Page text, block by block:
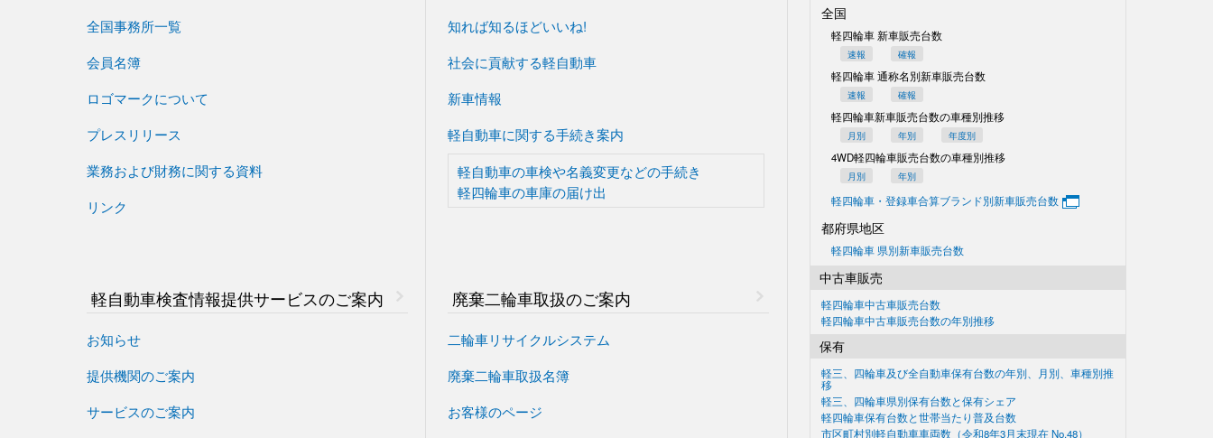
全国事務所一覧
会員名簿
ロゴマークについて
プレスリリース
業務および財務に関する資料
リンク
知れば知るほどいいね!
社会に貢献する軽自動車
新車情報
軽自動車に関する手続き案内
軽自動車の車検や名義変更などの手続き
軽四輪車の車庫の届け出
全国
軽四輪車 新車販売台数
速報 確報
軽四輪車 通称名別新車販売台数
速報 確報
軽四輪車新車販売台数の車種別推移
月別 年別 年度別
4WD軽四輪車販売台数の車種別推移
月別 年別
軽四輪車・登録車合算ブランド別新車販売台数
都府県地区
軽四輪車 県別新車販売台数
中古車販売
軽四輪車中古車販売台数
軽四輪車中古車販売台数の年別推移
保有
軽三、四輪車及び全自動車保有台数の年別、月別、車種別推
移
軽三、四輪車県別保有台数と保有シェア
軽四輪車保有台数と世帯当たり普及台数
市区町村別軽自動車車両数（令和8年3月末現在No.48）
軽自動車検査情報提供サービスのご案内
お知らせ
提供機関のご案内
サービスのご案内
廃棄二輪車取扱のご案内
二輪車リサイクルシステム
廃棄二輪車取扱名簿
お客様のページ